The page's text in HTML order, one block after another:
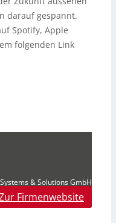
darauf gespannt.
Spotify, Apple
folgenden Link
& Solutions GmbH
Firmenwebsite